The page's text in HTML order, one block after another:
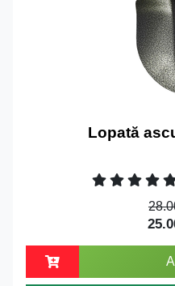
Lopată